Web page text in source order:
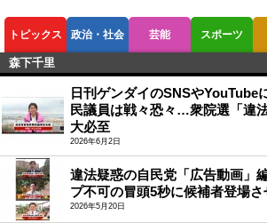
トピックス 政治・社会 芸能 スポーツ
ボートレース
森下千里
日刊ゲンダイのSNSやYouTube
民議員は戦々恐々…衆院選「違
大必至
2026年6月2日
違法疑惑の自民党「広告動画」
プ不可の冒頭5秒に候補者登場
2026年5月20日